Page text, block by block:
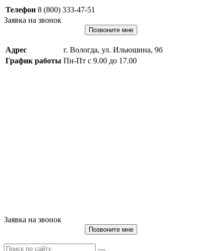
Телефон 8 (800) 333-47-51
Заявка на звонок
Позвоните мне
Адрес
г. Вологда, ул. Ильюшина, 9б
График работы Пн-Пт с 9.00 до 17.00
Заявка на звонок
Позвоните мне